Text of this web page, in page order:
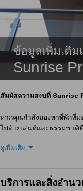
ข้อมูลเพิ่มเติม
Sunrise
สัมผัสความสงบที่ Sunrise
หากคุณกำลังมองหาที่พักที่ม
ไปด้วยเสน่ห์และธรรมชาติ
ระหว่าง 3 ถึง 12 ปีเข้าพัก
ดูเพิ่มเติม
บริการและสิ่งอำน